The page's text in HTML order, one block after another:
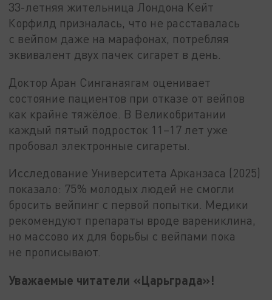
33-летняя жительница Лондона Кейт
Корфилд призналась, что не расставалась
с вейпом даже на марафонах, потребляя
эквивалент двух пачек сигарет в день.
Доктор Аран Синганаягам оценивает
состояние пациентов при отказе от вейпов
как крайне тяжёлое. В Великобритании
каждый пятый подросток 11–17 лет уже
пробовал электронные сигареты.
Исследование Университета Арканзаса (2025)
показало: 75% молодых людей не смогли
бросить вейпинг с первой попытки. Медики
рекомендуют препараты вроде варениклина,
но массово их для борьбы с вейпами пока
не прописывают.
Уважаемые читатели «Царьграда»!